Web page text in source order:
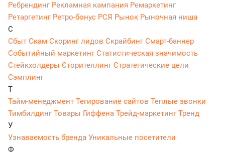
Ребрендинг Рекламная кампания Ремаркетинг
Ретаргетинг Ретро-бонус РСЯ Рынок Рыночная ниша
С
Сбыт Скам Скоринг лидов СкрайбингСмарт-баннер
Событийный маркетингСтатистическая значимость
Стейкхолдеры СторителлингСтратегические цели
Сэмплинг
Т
Тайм-менеджмент Тегирование сайтов Теплые звонки
ТимбилдингТовары Гиффена Трейд-маркетингТренд
У
Узнаваемость бренда Уникальные посетители
Ф